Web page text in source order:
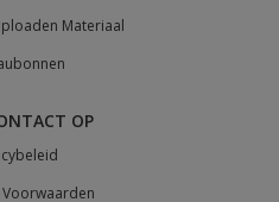
Materiaal
OP